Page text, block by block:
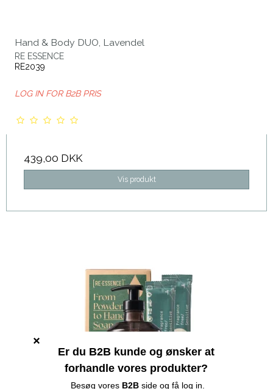
Hand & Body DUO, Lavendel
RE ESSENCE
RE2039
LOG IN FOR B2B PRIS
439,00 DKK
Vis produkt